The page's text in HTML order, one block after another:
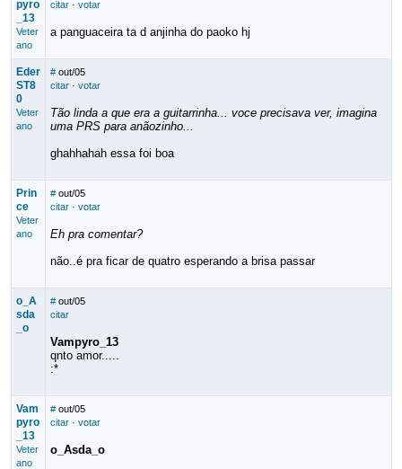
pyro
_13
Veter
ano
citar· votar
a panguaceira ta d anjinha do paoko hj
Eder
ST8
0
Veter
ano
# out/05
citar· votar
Tão linda a que era a guitarrinha... voce precisava ver, imagina
uma PRS para anãozinho...
ghahhahah essa foi boa
Prin
ce
Veter
ano
# out/05
citar· votar
Eh pra comentar?
não..é pra ficar de quatro esperando a brisa passar
o_A
sda
_o
# out/05
citar
Vampyro_13
qnto amor.....
:*
Vam
pyro
_13
Veter
ano
# out/05
citar· votar
o_Asda_o